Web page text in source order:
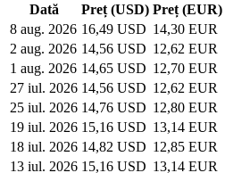
Dată Preț (USD) Preț (EUR)
8 aug. 2026 16,49 USD 14,30 EUR
2 aug. 2026 14,56 USD 12,62 EUR
1 aug. 2026 14,65 USD 12,70 EUR
27 iul. 2026 14,56 USD 12,62 EUR
25 iul. 2026 14,76 USD 12,80 EUR
19 iul. 2026 15,16 USD 13,14 EUR
18 iul. 2026 14,82 USD 12,85 EUR
13 iul. 2026 15,16 USD 13,14 EUR